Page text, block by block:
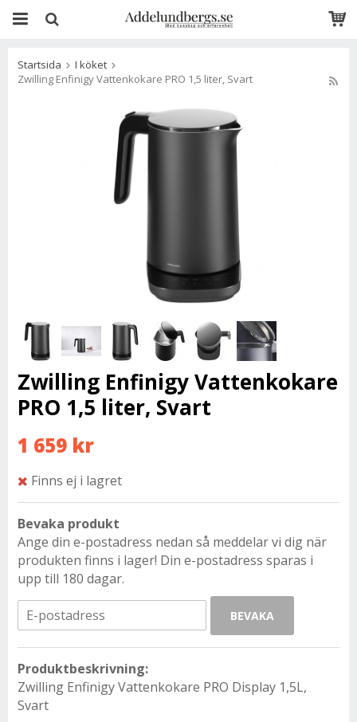
Startsida
I köket
Zwilling Enfinigy Vattenkokare PRO 1,5 liter, Svart
Zwilling Enfinigy Vattenkokare
PRO 1,5 liter, Svart
1 659 kr
Finns ej i lagret
Bevaka produkt
Ange din e-postadress nedan så meddelar vi dig när
produkten finns i lager! Din e-postadress sparas i
upp till 180 dagar.
BEVAKA
Produktbeskrivning:
Zwilling Enfinigy Vattenkokare PRO Display 1,5L,
Svart